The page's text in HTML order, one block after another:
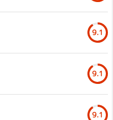
9.1
9.1
9.1